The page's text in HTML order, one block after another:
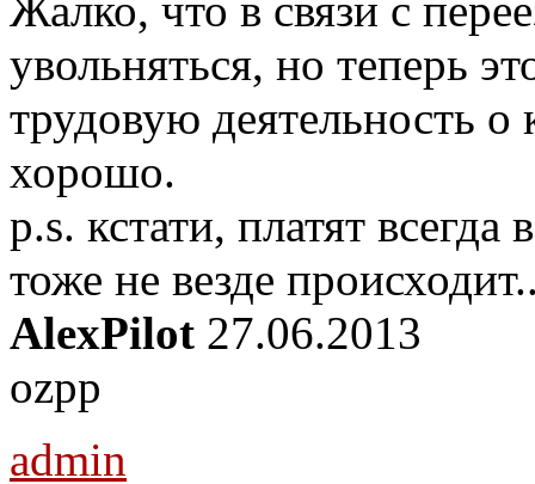
Жалко, что в связи с
увольняться, но теперь
трудовую деятельность о
хорошо.
p.s. кстати, платят
тоже не везде
AlexPilot 27.06.2013
ozpp
admin